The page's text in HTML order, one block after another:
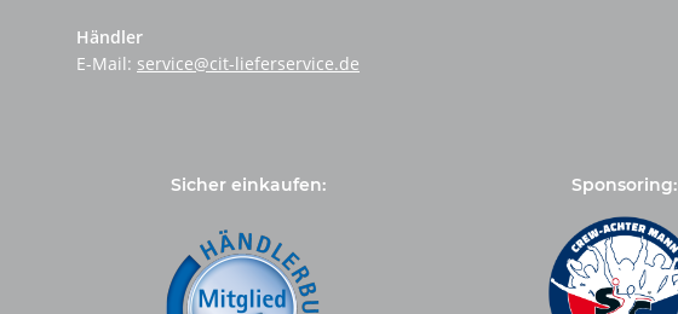
Händler
E-Mail: service@cit-lieferservice.de
Sicher einkaufen: Sponsoring: